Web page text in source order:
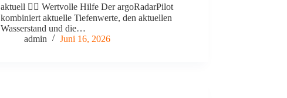
aktuell 👍🏻 Wertvolle Hilfe Der argoRadarPilot
kombiniert aktuelle Tiefenwerte, den aktuellen
Wasserstand und die…
admin
Juni 16, 2026